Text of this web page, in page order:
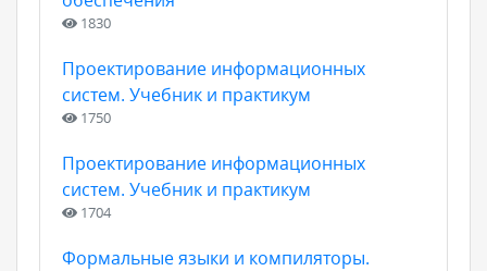
1830
Проектирование информационных
систем. Учебник и практикум
1750
Проектирование информационных
систем. Учебник и практикум
1704
Формальные языки и компиляторы.